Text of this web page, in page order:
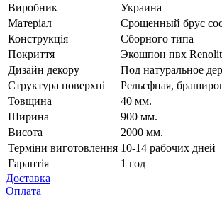
Виробник
Украина
Матеріал
Срощенный брус
Конструкція
Сборного типа
Покриття
Экошпон пвх
Дизайн декору
Под натуральное
Структура поверхні
Рельєфная,
Товщина
40 мм.
Ширина
900 мм.
Висота
2000 мм.
Терміни виготовлення 10-14 рабочих дней
Гарантія
1 год
Доставка
Оплата